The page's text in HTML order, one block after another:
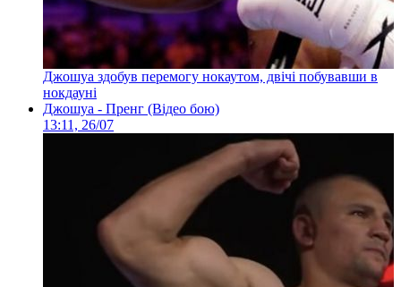
Джошуа здобув перемогу нокаутом, двічі побувавши в
нокдауні
Джошуа - Пренг (Відео бою)
13:11, 26/07